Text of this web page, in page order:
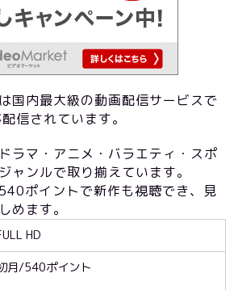
国内最大級の動画配信サービスで
信されています。
ラマ・アニメ・バラエティ・スポ
ャンルで取り揃えています。
ポイントで新作も視聴でき、見
めます。
HD
月/540ポイント